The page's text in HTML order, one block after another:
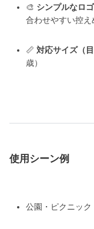
🎨 シンプルなロ
合わせやすい控え
📏 対応サイズ（目
歳）
使用シーン例
公園・ピクニック